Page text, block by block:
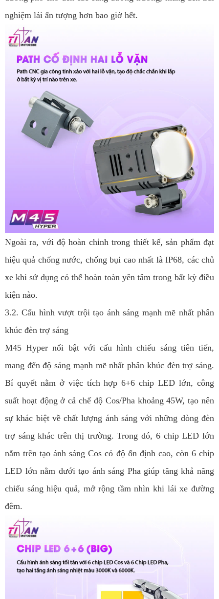
nghiệm lái ấn tượng hơn bao giờ hết.
Ngoài ra, với độ hoàn chỉnh trong thiết kế, sản phẩm đạt
hiệu quả chống nước, chống bụi cao nhất là IP68, các chủ
xe khi sử dụng có thể hoàn toàn yên tâm trong bất kỳ điều
kiện nào.
3.2. Cấu hình vượt trội tạo ánh sáng mạnh mẽ nhất phân
khúc đèn trợ sáng
M45 Hyper nổi bật với cấu hình chiếu sáng tiên tiến,
mang đến độ sáng mạnh mẽ nhất phân khúc đèn trợ sáng.
Bí quyết nằm ở việc tích hợp 6+6 chip LED lớn, công
suất hoạt động ở cả chế độ Cos/Pha khoảng 45W, tạo nên
sự khác biệt về chất lượng ánh sáng với những dòng đèn
trợ sáng khác trên thị trường. Trong đó, 6 chip LED lớn
nằm trên tạo ánh sáng Cos có độ ổn định cao, còn 6 chip
LED lớn nằm dưới tạo ánh sáng Pha giúp tăng khả năng
chiếu sáng hiệu quả, mở rộng tầm nhìn khi lái xe đường
đêm.